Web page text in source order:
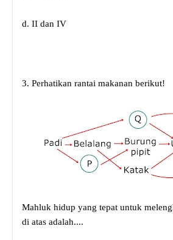
d. II dan IV
3. Perhatikan rantai makanan berikut!
Mahluk hidup yang tepat untuk
di atas adalah....